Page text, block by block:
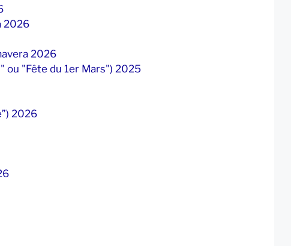
2026
2026
ou "Fête du 1er Mars") 2025
2026